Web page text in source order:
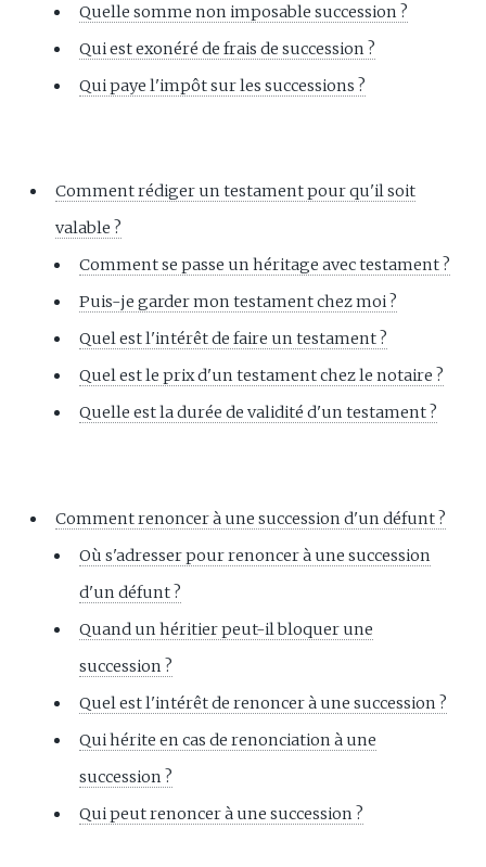
Quelle somme non imposable succession ?
Qui est exonéré de frais de succession ?
Qui paye l'impôt sur les successions ?
Comment rédiger un testament pour qu'il soit
valable ?
Comment se passe un héritage avec testament ?
Puis-je garder mon testament chez moi ?
Quel est l'intérêt de faire un testament ?
Quel est le prix d'un testament chez le notaire ?
Quelle est la durée de validité d'un testament ?
Comment renoncer à une succession d'un défunt ?
Où s'adresser pour renoncer à une succession
d'un défunt ?
Quand un héritier peut-il bloquer une
succession ?
Quel est l'intérêt de renoncer à une succession ?
Qui hérite en cas de renonciation à une
succession ?
Qui peut renoncer à une succession ?